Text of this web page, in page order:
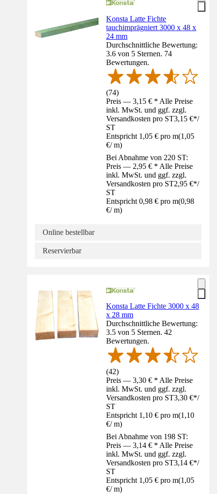
Konsta Latte Fichte
tauchimprägniert 3000 x 48 x
24 mm
Durchschnittliche Bewertung:
3.6 von 5 Sternen. 74
Bewertungen.
(74)
Preis — 3,15 € * Alle Preise
inkl. MwSt. und ggf. zzgl.
Versandkosten pro ST3,15 €*/
ST
Entspricht 1,05 € pro m(1,05
€/ m)
Bei Abnahme von 220 ST:
Preis — 2,95 € * Alle Preise
inkl. MwSt. und ggf. zzgl.
Versandkosten pro ST2,95 €*/
ST
Entspricht 0,98 € pro m(0,98
€/ m)
Online bestellbar
Reservierbar
Konsta Latte Fichte 3000 x 48
x 28 mm
Durchschnittliche Bewertung:
3.5 von 5 Sternen. 42
Bewertungen.
(42)
Preis — 3,30 € * Alle Preise
inkl. MwSt. und ggf. zzgl.
Versandkosten pro ST3,30 €*/
ST
Entspricht 1,10 € pro m(1,10
€/ m)
Bei Abnahme von 198 ST:
Preis — 3,14 € * Alle Preise
inkl. MwSt. und ggf. zzgl.
Versandkosten pro ST3,14 €*/
ST
Entspricht 1,05 € pro m(1,05
€/ m)